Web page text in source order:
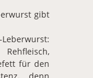
gibt
für den